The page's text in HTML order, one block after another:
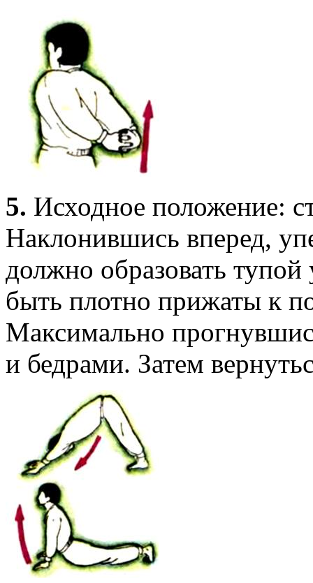
5. Исходное положение:
Наклонившись вперед,
должно образовать
быть плотно прижаты к
Максимально
и бедрами. Затем